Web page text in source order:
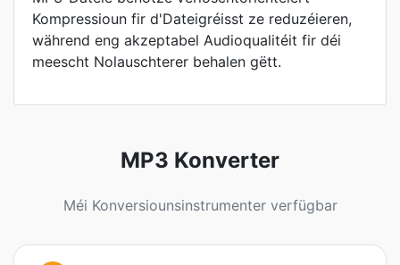
Kompressioun fir d'Dateigréisst ze reduzéieren,
während eng akzeptabel Audioqualitéit fir déi
meescht Nolauschterer behalen gëtt.
MP3 Konverter
Méi Konversiounsinstrumenter verfügbar